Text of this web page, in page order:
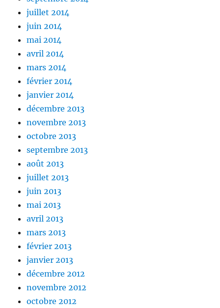
juillet 2014
juin 2014
mai 2014
avril 2014
mars 2014
février 2014
janvier 2014
décembre 2013
novembre 2013
octobre 2013
septembre 2013
août 2013
juillet 2013
juin 2013
mai 2013
avril 2013
mars 2013
février 2013
janvier 2013
décembre 2012
novembre 2012
octobre 2012